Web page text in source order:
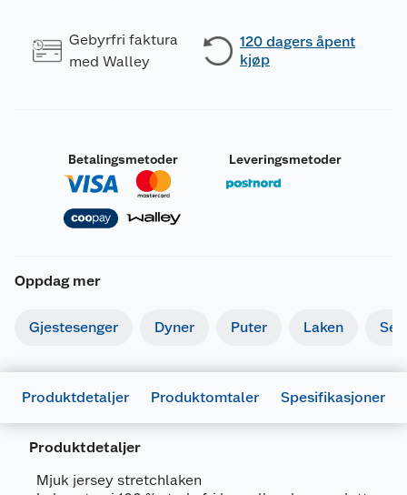
Gebyrfri faktura
med Walley
120 dagers åpent
kjøp
Betalingsmetoder Leveringsmetoder
Oppdag mer
Gjestesenger Dyner Puter Laken
Produktdetaljer Produktomtaler Spesifikasjoner
Produktdetaljer
Mjuk jersey stretchlaken
Generelt
Artikkelnummer